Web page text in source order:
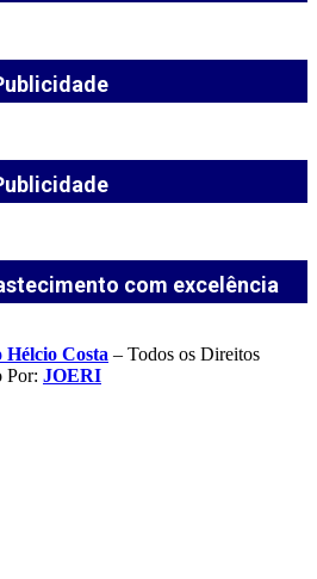
com excelência
Hélcio Costa – Todos os Direitos
Por: JOERI